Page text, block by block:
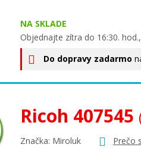
NA SKLADE
Objednajte zítra do 16:30.
Do dopravy zadarmo
Ricoh 407545
Značka: Miroluk Prečo